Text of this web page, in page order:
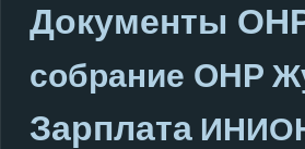
Документы
собрание ОНР
Зарплата